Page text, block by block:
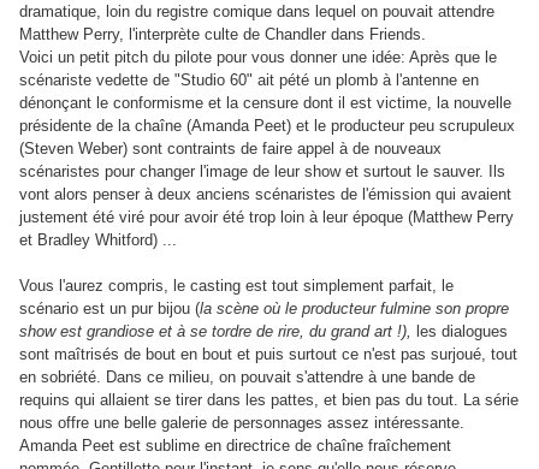
dramatique, loin du registre comique dans lequel on pouvait attendre
Matthew Perry, l'interprète culte de Chandler dans Friends.
Voici un petit pitch du pilote pour vous donner une idée: Après que le
scénariste vedette de "Studio 60" ait pété un plomb à l'antenne en
dénonçant le conformisme et la censure dont il est victime, la nouvelle
présidente de la chaîne (Amanda Peet) et le producteur peu scrupuleux
(Steven Weber) sont contraints de faire appel à de nouveaux
scénaristes pour changer l'image de leur show et surtout le sauver. Ils
vont alors penser à deux anciens scénaristes de l'émission qui avaient
justement été viré pour avoir été trop loin à leur époque (Matthew Perry
et Bradley Whitford) ...
Vous l'aurez compris, le casting est tout simplement parfait, le
scénario est un pur bijou (la scène où le producteur fulmine son propre
show est grandiose et à se tordre de rire, du grand art !), les dialogues
sont maîtrisés de bout en bout et puis surtout ce n'est pas surjoué, tout
en sobriété. Dans ce milieu, on pouvait s'attendre à une bande de
requins qui allaient se tirer dans les pattes, et bien pas du tout. La série
nous offre une belle galerie de personnages assez intéressante.
Amanda Peet est sublime en directrice de chaîne fraîchement